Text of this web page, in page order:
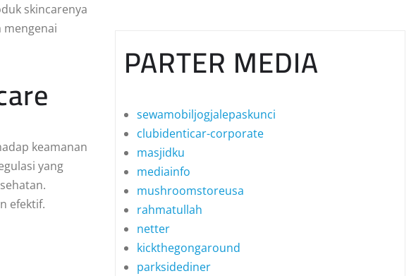
skincarenya
keamanan
yang
efektif.
PARTER MEDIA
sewamobiljogjalepaskunci
clubidenticar-corporate
masjidku
mediainfo
mushroomstoreusa
rahmatullah
netter
kickthegongaround
parksidediner